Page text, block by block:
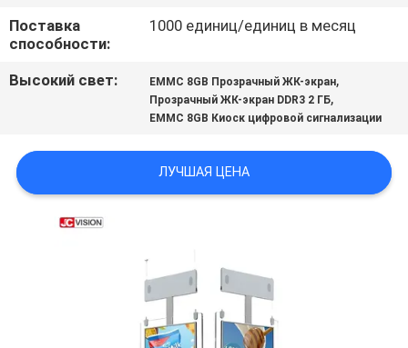
ЗАПРОСИТЕ
ЦИТАТУ
КАРТА
КОНФИДЕНЦИАЛЬНОСТИ
Поставка
способности:
1000 единиц/единиц в месяц
Высокий свет: EMMC 8GB Прозрачный ЖК-экран,
Прозрачный ЖК-экран DDR3 2 ГБ,
EMMC 8GB Киоск цифровой сигнализации
ЛУЧШАЯ ЦЕНА